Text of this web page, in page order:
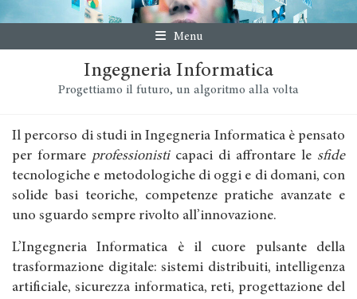
Menu
Ingegneria Informatica
Progettiamo il futuro, un algoritmo alla volta
Il percorso di studi in Ingegneria Informatica è pensato
per formare professionisticapaci di affrontare le sfide
tecnologiche e metodologiche di oggi e di domani, con
solide basi teoriche, competenze pratiche avanzate e
uno sguardo sempre rivolto all’innovazione.
L’Ingegneria Informatica è il cuore pulsante della
trasformazione digitale: sistemi distribuiti, intelligenza
artificiale, sicurezza informatica, reti, progettazione del